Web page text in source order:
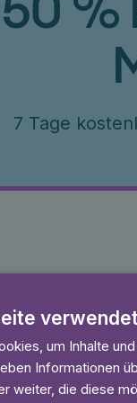
50 %
7 Tage
anhörenum Inhalte
Informationen
weiter, die diese